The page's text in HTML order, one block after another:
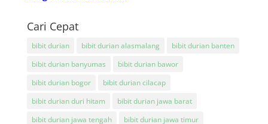
Cari Cepat
bibit durian bibit durian alasmalang
bibit durian banten
bibit durian banyumas
bibit durian bawor
bibit durian bogor
bibit durian cilacap
bibit durian duri hitam
bibit durian jawa barat
bibit durian jawa tengah
bibit durian jawa timur